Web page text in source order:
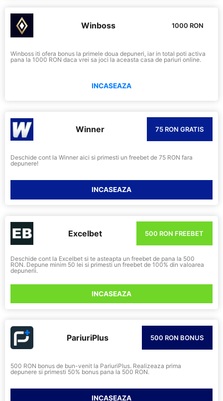
Winboss 1000 RON
Winboss iti ofera bonus la primele doua depuneri, iar in total poti activa
pana la 1000 RON daca vrei sa joci la aceasta casa de pariuri online.
INCASEAZA
Winner 75 RON GRATIS
Deschide cont la Winner aici si primesti un freebet de 75 RON fara
depunere!
INCASEAZA
Excelbet 500 RON FREEBET
Deschide cont la Excelbet si te asteapta un freebet de pana la 500
RON. Depune minim 50 lei si primesti un freebet de 100% din valoarea
depunerii.
INCASEAZA
PariuriPlus 500 RON BONUS
500 RON bonus de bun-venit la PariuriPlus. Realizeaza prima
depunere si primesti 50% bonus pana la 500 RON.
INCASEAZA